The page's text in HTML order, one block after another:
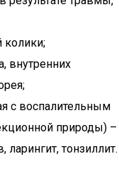
колики;
внутренних
с воспалительным
природы) –
ларингит, тонзиллит.